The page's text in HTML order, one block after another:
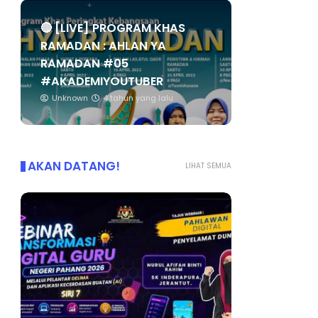
🔴 [LIVE] PROGRAM KHAS
RAMADAN : AHLAN YA
RAMADAN #05
#AKADEMIYOUTUBER
Unknown 4 tahun yang lalu
LIHAT SEMUA
AKAN DATANG!